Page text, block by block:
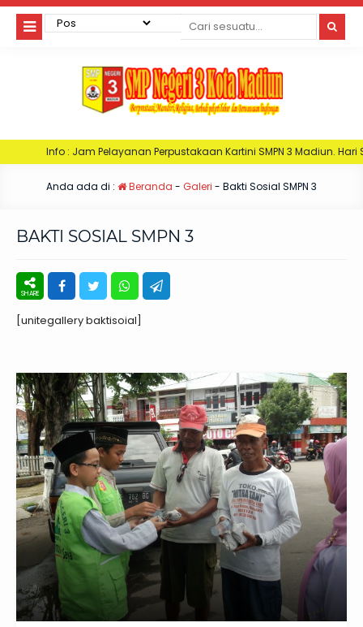
Pelayanan Perpustakaan Kartini SMPN 3 Madiun. Hari Senin : Jam
Anda ada di : Beranda - Galeri - Bakti Sosial SMPN 3
BAKTI SOSIAL SMPN 3
[unitegallery baktisoial]